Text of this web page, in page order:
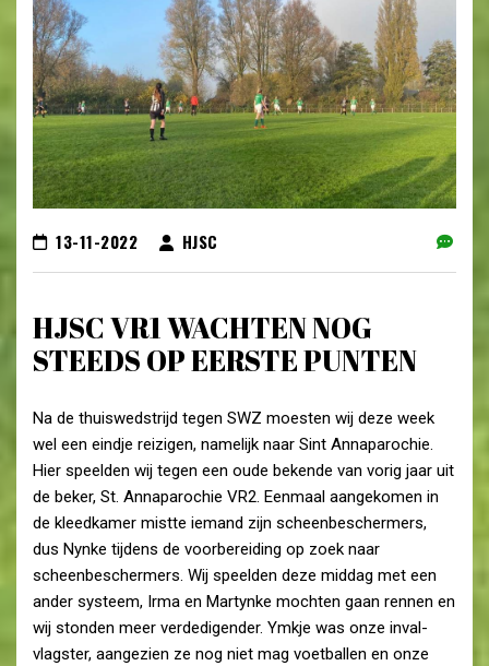
13-11-2022 HJSC
HJSC VR1 WACHTEN NOG
STEEDS OP EERSTE PUNTEN
Na de thuiswedstrijd tegen SWZ moesten wij deze week
wel een eindje reizigen, namelijk naar Sint Annaparochie.
Hier speelden wij tegen een oude bekende van vorig jaar uit
de beker, St. Annaparochie VR2. Eenmaal aangekomen in
de kleedkamer mistte iemand zijn scheenbeschermers,
dus Nynke tijdens de voorbereiding op zoek naar
scheenbeschermers. Wij speelden deze middag met een
ander systeem, Irma en Martynke mochten gaan rennen en
wij stonden meer verdedigender. Ymkje was onze inval-
vlagster, aangezien ze nog niet mag voetballen en onze